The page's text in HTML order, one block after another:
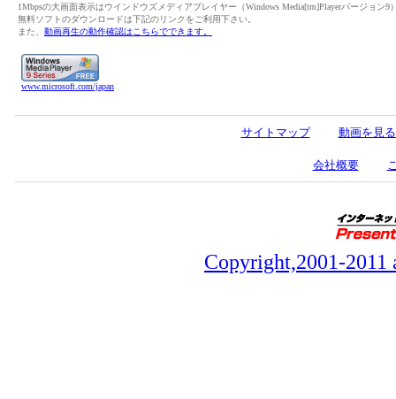
1Mbpsの大画面表示はウインドウズメディアプレイヤー（Windows Media[tm]Playerバージョン9
無料ソフトのダウンロードは下記のリンクをご利用下さい。
また、 動画再生の動作確認はこちらでできます。
www.microsoft.com/japan
サイトマップ 動画を見
会社概要
Copyright,2001-2011